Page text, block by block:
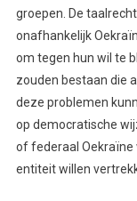
groepen. De
onafhankelijk
om tegen hun wil te
zouden bestaan die
deze problemen
op democratische
of federaal Oekraïne
entiteit willen